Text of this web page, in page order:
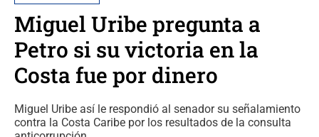
Miguel Uribe pregunta a
Petro si su victoria en la
Costa fue por dinero
Miguel Uribe así le respondió al senador su señalamiento
contra la Costa Caribe por los resultados de la consulta